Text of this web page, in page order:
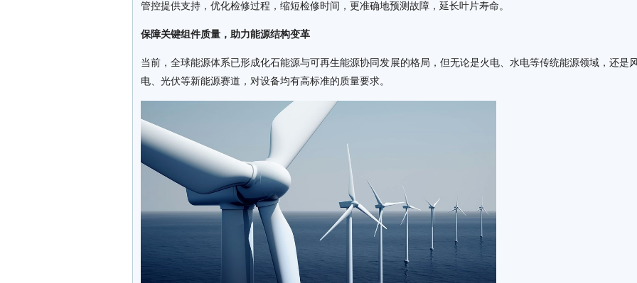
管控提供支持，优化检修过程，缩短检修时间，更准确地预测故障，延长叶片寿命。
保障关键组件质量， 助力能源结构变革
当前，全球能源体系已形成化石能源与可再生能源协同发展的格局，但无论是火电、水电等传统能源领域，还是
电、光伏等新能源赛道，对设备均有高标准的质量要求。